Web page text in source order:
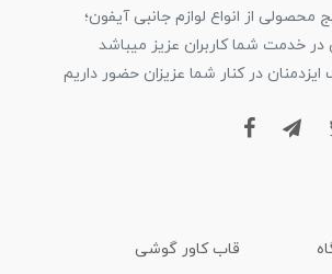
محصولی از انواع لوازم جانبی آیفون؛
خدمت شما کاربران عزیز میباشد
در کنار شما عزیزان حضور داریم
قاب کاور گوشی